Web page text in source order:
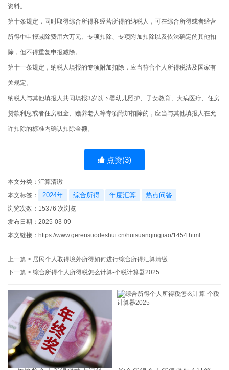
资料。
第十条规定，同时取得综合所得和经营所得的纳税人，可在综合所得或者经营
所得中申报减除费用六万元、专项扣除、专项附加扣除以及依法确定的其他扣
除，但不得重复申报减除。
第十一条规定，纳税人填报的专项附加扣除，应当符合个人所得税法及国家有
关规定。
纳税人与其他填报人共同填报3岁以下婴幼儿照护、子女教育、大病医疗、住房
贷款利息或者住房租金、赡养老人等专项附加扣除的，应当与其他填报人在允
许扣除的标准内确认扣除金额。
点赞(3)
本文分类： 汇算清缴
本文标签：
2024年 综合所得 年度汇算 热点问答
浏览次数： 15376 次浏览
发布日期：2025-03-09
本文链接： https://www.gerensuodeshui.cn/huisuanqingjiao/1454.html
上一篇 > 居民个人取得境外所得如何进行综合所得汇算清缴
下一篇 > 综合所得个人所得税怎么计算-个税计算器2025